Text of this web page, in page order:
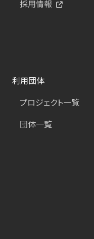
採用情報
利用団体
プロジェクト一覧
団体一覧